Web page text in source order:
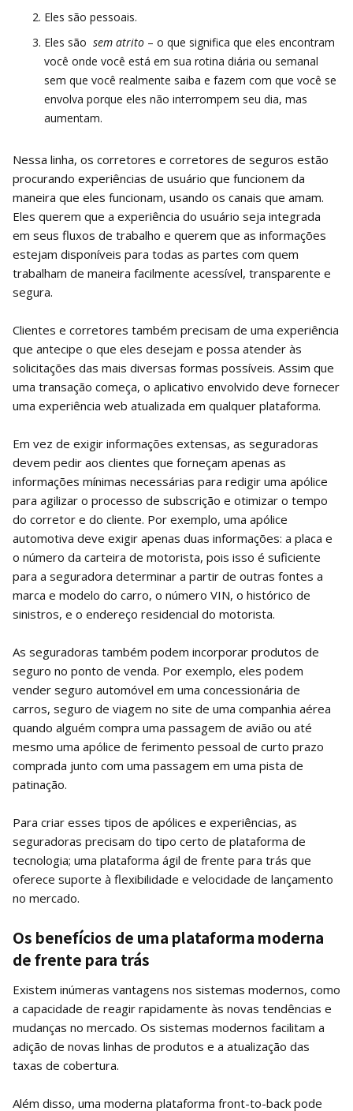
Eles são pessoais.
Eles são sem atrito – o que significa que eles encontram
você onde você está em sua rotina diária ou semanal
sem que você realmente saiba e fazem com que você se
envolva porque eles não interrompem seu dia, mas
aumentam.
Nessa linha, os corretores e corretores de seguros estão
procurando experiências de usuário que funcionem da
maneira que eles funcionam, usando os canais que amam.
Eles querem que a experiência do usuário seja integrada
em seus fluxos de trabalho e querem que as informações
estejam disponíveis para todas as partes com quem
trabalham de maneira facilmente acessível, transparente e
segura.
Clientes e corretores também precisam de uma experiência
que antecipe o que eles desejam e possa atender às
solicitações das mais diversas formas possíveis. Assim que
uma transação começa, o aplicativo envolvido deve fornecer
uma experiência web atualizada em qualquer plataforma.
Em vez de exigir informações extensas, as seguradoras
devem pedir aos clientes que forneçam apenas as
informações mínimas necessárias para redigir uma apólice
para agilizar o processo de subscrição e otimizar o tempo
do corretor e do cliente. Por exemplo, uma apólice
automotiva deve exigir apenas duas informações: a placa e
o número da carteira de motorista, pois isso é suficiente
para a seguradora determinar a partir de outras fontes a
marca e modelo do carro, o número VIN, o histórico de
sinistros, e o endereço residencial do motorista.
As seguradoras também podem incorporar produtos de
seguro no ponto de venda. Por exemplo, eles podem
vender seguro automóvel em uma concessionária de
carros, seguro de viagem no site de uma companhia aérea
quando alguém compra uma passagem de avião ou até
mesmo uma apólice de ferimento pessoal de curto prazo
comprada junto com uma passagem em uma pista de
patinação.
Para criar esses tipos de apólices e experiências, as
seguradoras precisam do tipo certo de plataforma de
tecnologia; uma plataforma ágil de frente para trás que
oferece suporte à flexibilidade e velocidade de lançamento
no mercado.
Os benefícios de uma plataforma moderna
de frente para trás
Existem inúmeras vantagens nos sistemas modernos, como
a capacidade de reagir rapidamente às novas tendências e
mudanças no mercado. Os sistemas modernos facilitam a
adição de novas linhas de produtos e a atualização das
taxas de cobertura.
Além disso, uma moderna plataforma front-to-back pode